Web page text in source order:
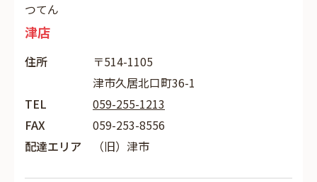
つてん
津店
住所
〒514-1105
津市久居北口町36-1
TEL
059-255-1213
FAX
059-253-8556
配達エリア
（旧）津市